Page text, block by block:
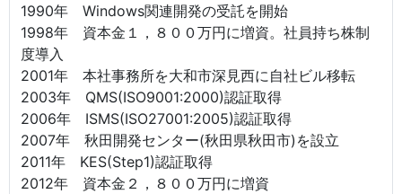
1990年 Windows関連開発の受託を開始
1998年 資本金１，８００万円に増資。社員持ち株制
度導入
2001年 本社事務所を大和市深見西に自社ビル移転
2003年 QMS(ISO9001:2000)認証取得
2006年 ISMS(ISO27001:2005)認証取得
2007年 秋田開発センター(秋田県秋田市)を設立
2011年 KES(Step1)認証取得
2012年 資本金２，８００万円に増資